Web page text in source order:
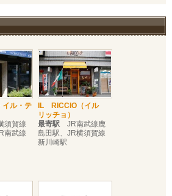
イル・テ
須賀線
南武線
IL RICCIO（イル
リッチョ）
最寄駅 JR南武線鹿
島田駅、JR横須賀線
新川崎駅